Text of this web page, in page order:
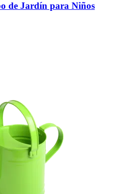
de Jardín para Niños